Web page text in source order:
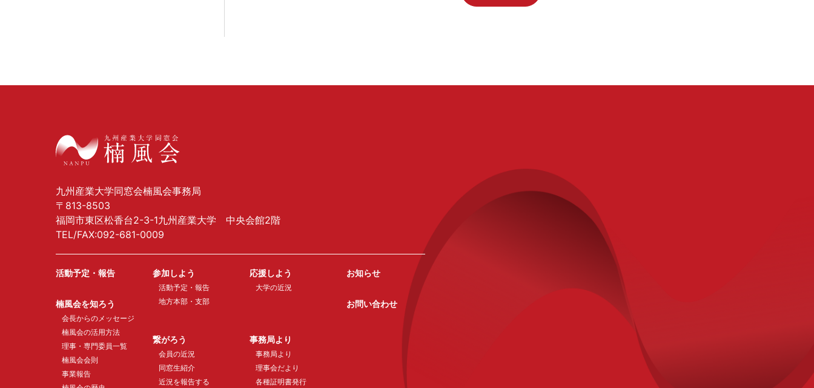
九州産業大学同窓会楠風会事務局
〒813-8503
福岡市東区松香台2-3-1九州産業大学 中央会館2階
TEL/FAX:092-681-0009
活動予定・報告
楠風会を知ろう
会長からのメッセージ
楠風会の活用方法
理事・専門委員一覧
楠風会会則
事業報告
参加しよう
活動予定・報告
地方本部・支部
応援しよう
大学の近況
お知らせ
お問い合わせ
繋がろう
会員の近況
同窓生紹介
近況を報告する
事務局より
事務局より
理事会だより
各種証明書発行